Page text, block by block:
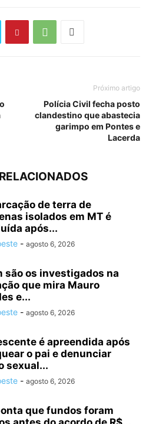
Próximo artigo
Polícia Civil fecha posto
clandestino que abastecia
garimpo em Pontes e
Lacerda
de terra de
isolados em MT é
após...
- agosto 6, 2026
são os investigados na
que mira Mauro
e...
- agosto 6, 2026
é apreendida após
o pai e denunciar
sexual...
- agosto 6, 2026
que fundos foram